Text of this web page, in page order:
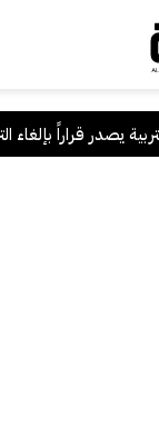
يصدر قراراً بإلغاء